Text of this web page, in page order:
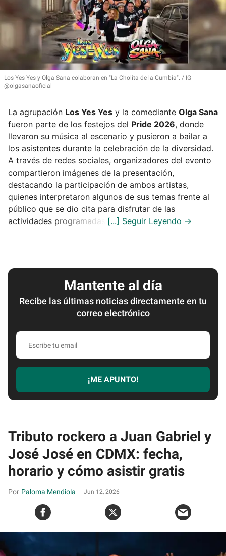
Los Yes Yes y Olga Sana colaboran en "La Cholita de la Cumbia".
IG
@olgasanaoficial
La agrupación Los Yes Yes y la comediante Olga Sana
fueron parte de los festejos del Pride 2026, donde
llevaron su música al escenario y pusieron a bailar a
los asistentes durante la celebración de la diversidad.
A través de redes sociales, organizadores del evento
compartieron imágenes de la presentación,
destacando la participación de ambos artistas,
quienes interpretaron algunos de sus temas frente al
público que se dio cita para disfrutar de las
actividades programadas.
Mantente al día
Recibe las últimas noticias directamente en tu
correo electrónico
Escribe
email
¡ME APUNTO!
Tributo rockero a Juan Gabriel y
José José en CDMX: fecha,
horario y cómo asistir gratis
Paloma Mendiola Jun 12, 2026